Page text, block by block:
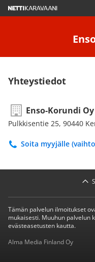
Yhteystiedot
Enso-Korundi Oy
Pulkkisentie 25, 90440
Soita myyjälle
Tämän palvelun ilmoitukset
mukaisesti. Muuhun palvelun
evästeasetusten kautta.
Alma Media Finland Oy